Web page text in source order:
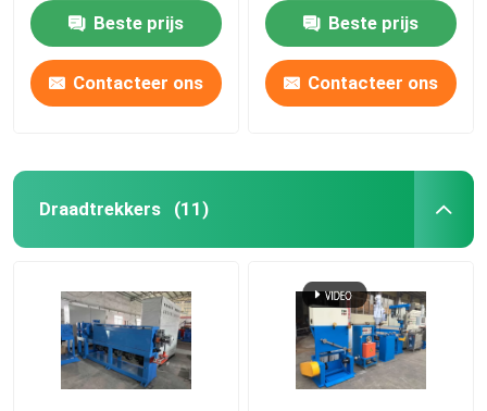
Kabelkop
Beste prijs
Contacteer ons
Beste prijs
Contacteer ons
Draadtrekkers (11)